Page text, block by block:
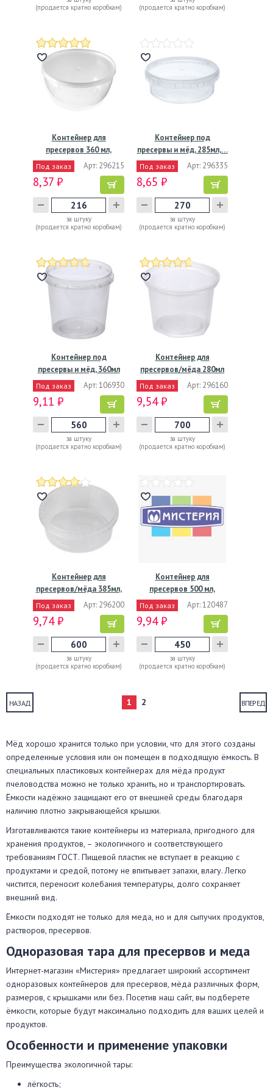
(продается кратно коробкам)
(продается кратно коробкам)
Контейнер для
пресервов 360 мл,
d112хh55 мм,…
Под заказ Арт: 296215
8,37 ₽
за штуку
(продается кратно коробкам)
Контейнер под
пресервы и мёд, 285мл,…
Под заказ Арт: 296335
8,65 ₽
за штуку
(продается кратно коробкам)
Контейнер под
пресервы и мёд, 360мл
"банка",…
Под заказ Арт: 106930
9,11 ₽
за штуку
(продается кратно коробкам)
Контейнер для
пресервов/мёда 280мл
"банка",…
Под заказ Арт: 296160
9,54 ₽
за штуку
(продается кратно коробкам)
Контейнер для
пресервов/мёда 385мл,
"миска"…
Под заказ Арт: 296200
9,74 ₽
за штуку
(продается кратно коробкам)
Контейнер для
пресервов 500 мл,
d118хh89 мм,…
Под заказ Арт: 120487
9,94 ₽
за штуку
(продается кратно коробкам)
НАЗАД ВПЕРЕД
1 2
Мёд хорошо хранится только при условии, что для этого созданы
определенные условия или он помещен в подходящую ёмкость. В
специальных пластиковых контейнерах для мёда продукт
пчеловодства можно не только хранить, но и транспортировать.
Ёмкости надёжно защищают его от внешней среды благодаря
наличию плотно закрывающейся крышки.
Изготавливаются такие контейнеры из материала, пригодного для
хранения продуктов, – экологичного и соответствующего
требованиям ГОСТ. Пищевой пластик не вступает в реакцию с
продуктами и средой, потому не впитывает запахи, влагу. Легко
чистится, переносит колебания температуры, долго сохраняет
внешний вид.
Ёмкости подходят не только для меда, но и для сыпучих продуктов,
растворов, пресервов.
Одноразовая тара для пресервов и меда
Интернет-магазин «Мистерия» предлагает широкий ассортимент
одноразовых контейнеров для пресервов, мёда различных форм,
размеров, с крышками или без. Посетив наш сайт, вы подберете
ёмкости, которые будут максимально подходить для ваших целей и
продуктов.
Особенности и применение упаковки
Преимущества экологичной тары:
лёгкость;